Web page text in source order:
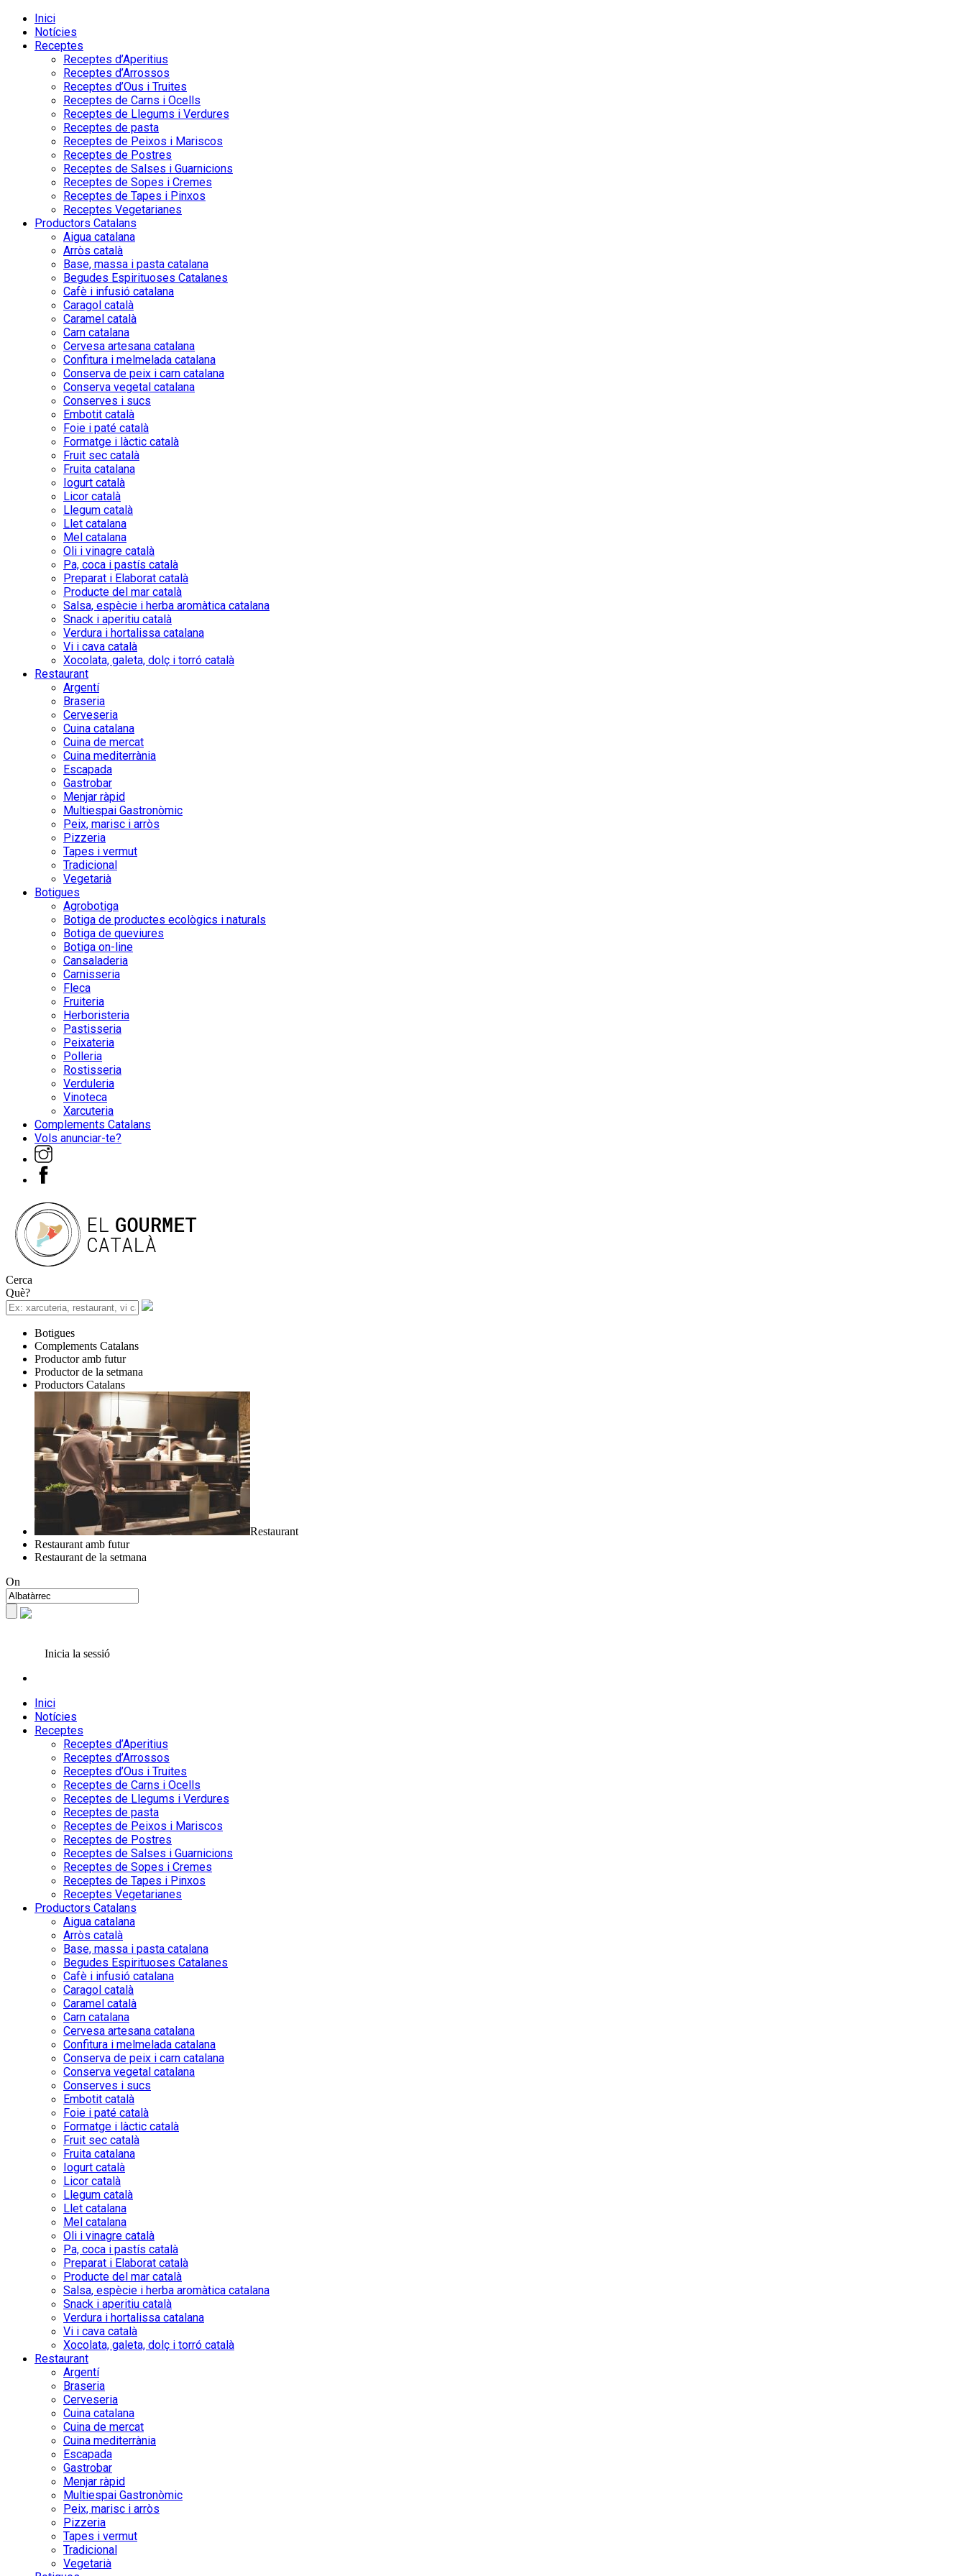
Inici
Notícies
Receptes
Receptes d’Aperitius
Receptes d’Arrossos
Receptes d’Ous i Truites
Receptes de Carns i Ocells
Receptes de Llegums i Verdures
Receptes de pasta
Receptes de Peixos i Mariscos
Receptes de Postres
Receptes de Salses i Guarnicions
Receptes de Sopes i Cremes
Receptes de Tapes i Pinxos
Receptes Vegetarianes
Productors Catalans
Aigua catalana
Arròs català
Base, massa i pasta catalana
Begudes Espirituoses Catalanes
Cafè i infusió catalana
Caragol català
Caramel català
Carn catalana
Cervesa artesana catalana
Confitura i melmelada catalana
Conserva de peix i carn catalana
Conserva vegetal catalana
Conserves i sucs
Embotit català
Foie i paté català
Formatge i làctic català
Fruit sec català
Fruita catalana
Iogurt català
Licor català
Llegum català
Llet catalana
Mel catalana
Oli i vinagre català
Pa, coca i pastís català
Preparat i Elaborat català
Producte del mar català
Salsa, espècie i herba aromàtica catalana
Snack i aperitiu català
Verdura i hortalissa catalana
Vi i cava català
Xocolata, galeta, dolç i torró català
Restaurant
Argentí
Braseria
Cerveseria
Cuina catalana
Cuina de mercat
Cuina mediterrània
Escapada
Gastrobar
Menjar ràpid
Multiespai Gastronòmic
Peix, marisc i arròs
Pizzeria
Tapes i vermut
Tradicional
Vegetarià
Botigues
Agrobotiga
Botiga de productes ecològics i naturals
Botiga de queviures
Botiga on-line
Cansaladeria
Carnisseria
Fleca
Fruiteria
Herboristeria
Pastisseria
Peixateria
Polleria
Rostisseria
Verduleria
Vinoteca
Xarcuteria
Complements Catalans
Vols anunciar-te?
Cerca
Què?
Botigues
Complements Catalans
Productor amb futur
Productor de la setmana
Productors Catalans
Restaurant
Restaurant amb futur
Restaurant de la setmana
On
Inicia la sessió
Inici
Notícies
Receptes
Receptes d’Aperitius
Receptes d’Arrossos
Receptes d’Ous i Truites
Receptes de Carns i Ocells
Receptes de Llegums i Verdures
Receptes de pasta
Receptes de Peixos i Mariscos
Receptes de Postres
Receptes de Salses i Guarnicions
Receptes de Sopes i Cremes
Receptes de Tapes i Pinxos
Receptes Vegetarianes
Productors Catalans
Aigua catalana
Arròs català
Base, massa i pasta catalana
Begudes Espirituoses Catalanes
Cafè i infusió catalana
Caragol català
Caramel català
Carn catalana
Cervesa artesana catalana
Confitura i melmelada catalana
Conserva de peix i carn catalana
Conserva vegetal catalana
Conserves i sucs
Embotit català
Foie i paté català
Formatge i làctic català
Fruit sec català
Fruita catalana
Iogurt català
Licor català
Llegum català
Llet catalana
Mel catalana
Oli i vinagre català
Pa, coca i pastís català
Preparat i Elaborat català
Producte del mar català
Salsa, espècie i herba aromàtica catalana
Snack i aperitiu català
Verdura i hortalissa catalana
Vi i cava català
Xocolata, galeta, dolç i torró català
Restaurant
Argentí
Braseria
Cerveseria
Cuina catalana
Cuina de mercat
Cuina mediterrània
Escapada
Gastrobar
Menjar ràpid
Multiespai Gastronòmic
Peix, marisc i arròs
Pizzeria
Tapes i vermut
Tradicional
Vegetarià